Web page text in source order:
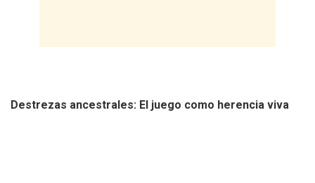
​Destrezas ancestrales: El juego como herencia viva